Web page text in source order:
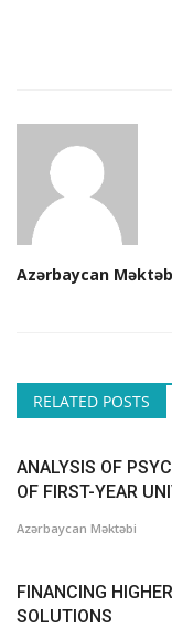
Azerbaijani
Azərbaycan
RELATED POSTS
ANALYSIS OF
OF FIRST-YEAR
Azərbaycan Məktəbi
FINANCING
SOLUTIONS